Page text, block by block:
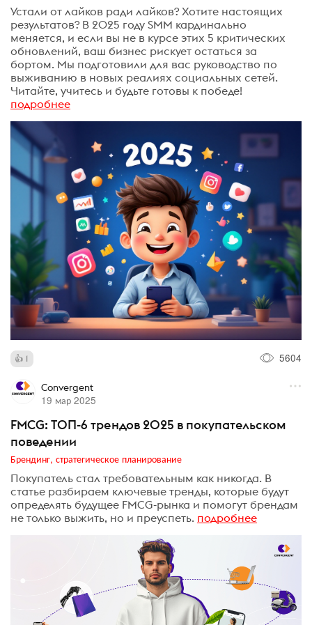
Устали от лайков ради лайков? Хотите настоящих
результатов? В 2025 году SMM кардинально
меняется, и если вы не в курсе этих 5 критических
обновлений, ваш бизнес рискует остаться за
бортом. Мы подготовили для вас руководство по
выживанию в новых реалиях социальных сетей.
Читайте, учитесь и будьте готовы к победе!
подробнее
1 5604
Convergent
19 мар 2025
FMCG: ТОП-6 трендов 2025 в покупательском
поведении
Брендинг, стратегическое планирование
Покупатель стал требовательным как никогда. В
статье разбираем ключевые тренды, которые будут
определять будущее FMCG-рынка и помогут брендам
не только выжить, но и преуспеть. подробнее